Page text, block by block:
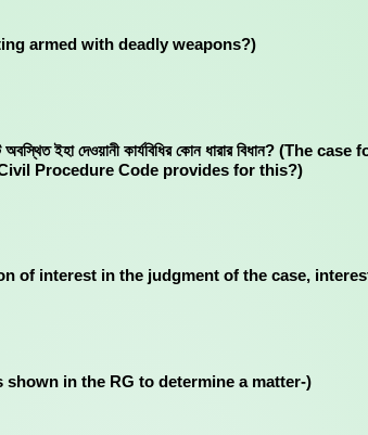
rioting armed with deadly weapons?)
অবস্থিত ইহা দেওয়ানী কার্যবিধির কোন ধারার
Procedure Code provides for this?)
mention of interest in the judgment of the case,
is shown in the RG to determine a matter-)